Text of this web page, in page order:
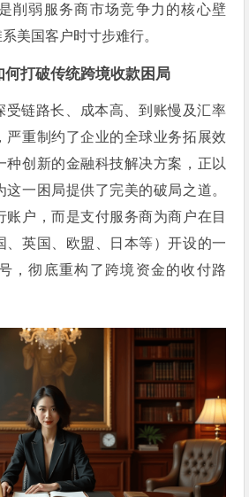
削弱服务商市场竞争力的核心壁
美国客户时寸步难行。
何打破传统跨境收款困局
受链路长、成本高、到账慢及汇率
严重制约了企业的全球业务拓展效
种创新的金融科技解决方案，正以
一困局提供了完美的破局之道。
账户，而是支付服务商为商户在目
、英国、欧盟、日本等）开设的一
，彻底重构了跨境资金的收付路